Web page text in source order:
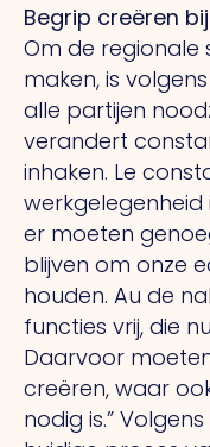
Begrip creëren
Om de regionale
maken, is
alle partijen
verandert
inhaken. Le
er moeten
blijven om onze
houden. Au de
functies vrij, die
Daarvoor
creëren, waar
nodig is.”